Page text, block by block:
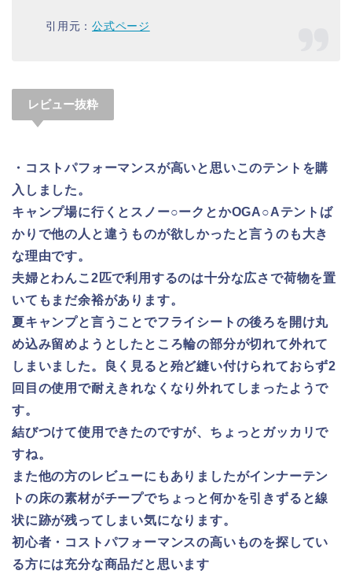
引用元：公式ページ
レビュー抜粋
・コストパフォーマンスが高いと思いこのテントを購
入しました。
キャンプ場に行くとスノー○ークとかOGA○Aテントば
かりで他の人と違うものが欲しかったと言うのも大き
な理由です。
夫婦とわんこ2匹で利用するのは十分な広さで荷物を置
いてもまだ余裕があります。
夏キャンプと言うことでフライシートの後ろを開け丸
め込み留めようとしたところ輪の部分が切れて外れて
しまいました。良く見ると殆ど縫い付けられておらず2
回目の使用で耐えきれなくなり外れてしまったようで
す。
結びつけて使用できたのですが、ちょっとガッカリで
すね。
また他の方のレビューにもありましたがインナーテン
トの床の素材がチープでちょっと何かを引きずると線
状に跡が残ってしまい気になります。
初心者・コストパフォーマンスの高いものを探してい
る方には充分な商品だと思います